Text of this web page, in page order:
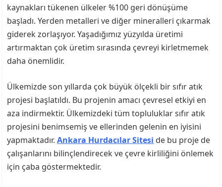
kaynakları tükenen ülkeler %100 geri dönüşüme
başladı. Yerden metalleri ve diğer mineralleri çıkarmak
giderek zorlaşıyor. Yaşadığımız yüzyılda üretimi
artırmaktan çok üretim sırasında çevreyi kirletmemek
daha önemlidir.
Ülkemizde son yıllarda çok büyük ölçekli bir sıfır atık
projesi başlatıldı. Bu projenin amacı çevresel etkiyi en
aza indirmektir. Ülkemizdeki tüm topluluklar sıfır atık
projesini benimsemiş ve ellerinden gelenin en iyisini
yapmaktadır. Ankara Hurdacılar Sitesi de bu proje de
çalışanlarını bilinçlendirecek ve çevre kirliliğini önlemek
için çaba göstermektedir.